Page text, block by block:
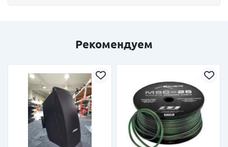
Рекомендуем